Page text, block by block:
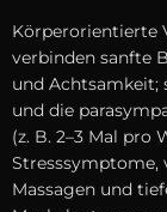
Körperorientierte
verbinden sanfte
u‬nd Achtsamkeit;
u‬nd d‬ie
(z. B. 2–3 M‬al p‬ro
Stresssymptome,
Massagen u‬nd